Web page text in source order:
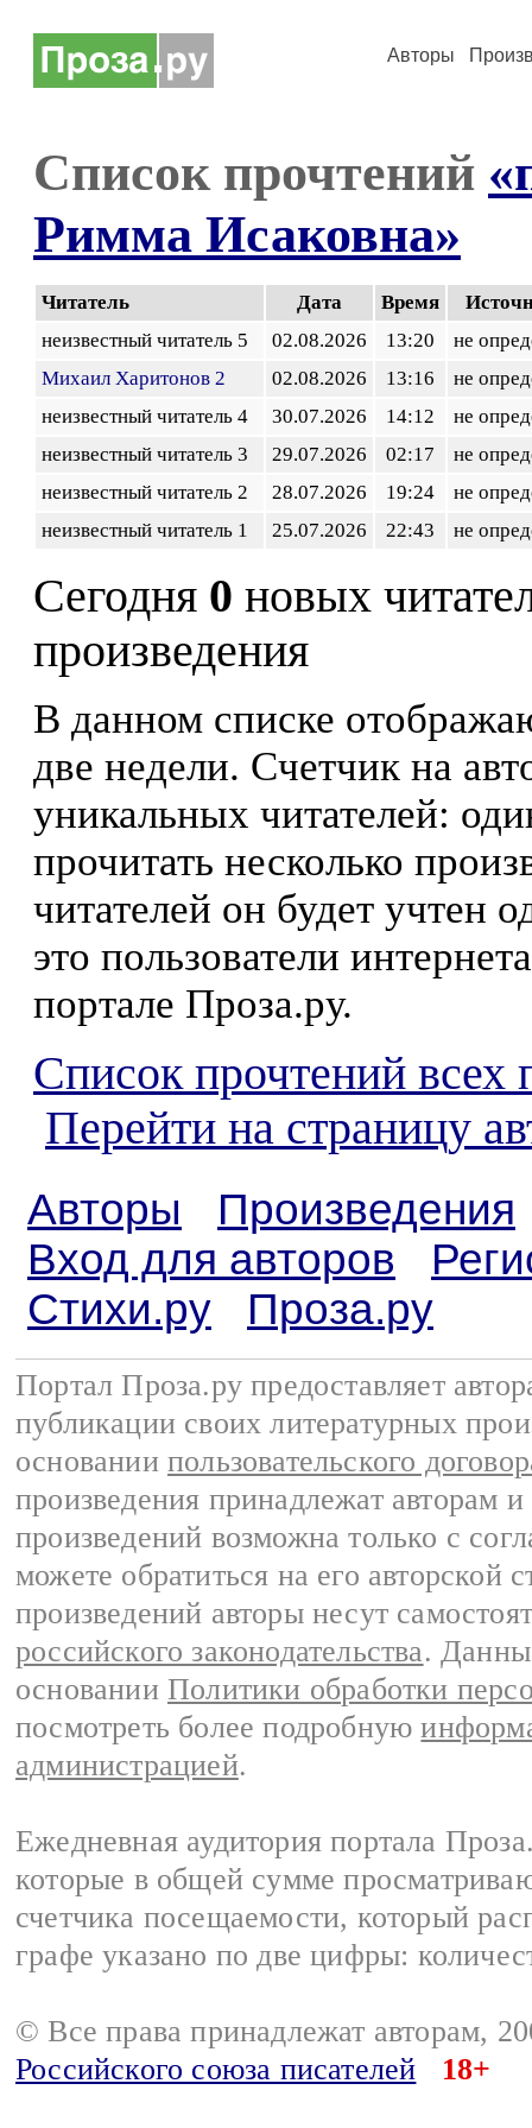
Авторы
Список прочтений
Римма Исаковна»
Читатель Дата Время
неизвестный читатель 5
02.08.2026 13:20
не
Михаил Харитонов 2
02.08.2026 13:16
не
неизвестный читатель 4
30.07.2026 14:12
не
неизвестный читатель 3
29.07.2026 02:17
не
неизвестный читатель 2
28.07.2026 19:24
не
неизвестный читатель 1
25.07.2026 22:43 не
Сегодня 0 новых
произведения
В данном списке
две недели. Счетчик на
уникальных читателей:
прочитать несколько
читателей он будет учтен
это пользователи
портале Проза.ру.
Список прочтений всех
Перейти на страницу
Авторы
Произведения
Вход для авторов
Стихи.ру
Проза.ру
Портал Проза.ру предоставляет
публикации своих литературных
основании пользовательского
произведения принадлежат авторам
произведений возможна только с
можете обратиться на его авторской
произведений авторы несут
российского законодательства.
основании Политики обработки
посмотреть более подробную
администрацией.
Ежедневная аудитория портала
которые в общей сумме
счетчика посещаемости, который
графе указано по две цифры:
© Все права принадлежат авторам,
Российского союза писателей
18+